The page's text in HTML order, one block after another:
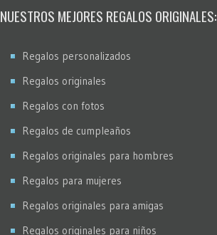
Stencil
NUESTROS MEJORES REGALOS ORIGINALES:
Regalos personalizados
Regalos originales
Regalos con fotos
Regalos de cumpleaños
Regalos originales para hombres
Regalos para mujeres
Regalos originales para amigas
Regalos originales para niños